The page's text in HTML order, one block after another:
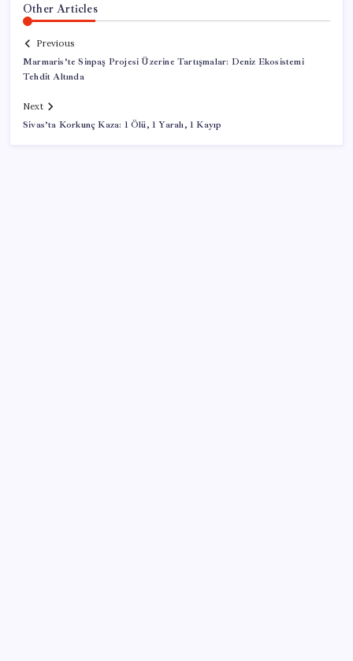
Other Articles
Previous
Marmaris’te Sinpaş Projesi Üzerine Tartışmalar: Deniz Ekosistemi
Tehdit Altında
Next
Sivas’ta Korkunç Kaza: 1 Ölü, 1 Yaralı, 1 Kayıp